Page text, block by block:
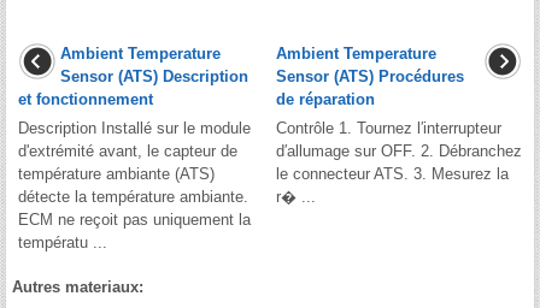
Ambient Temperature
Sensor (ATS) Description
et fonctionnement
Description Installé sur le module
d'extrémité avant, le capteur de
température ambiante (ATS)
détecte la température ambiante.
ECM ne reçoit pas uniquement la
températu ...
Ambient Temperature
Sensor (ATS) Procédures
de réparation
Contrôle 1. Tournez l′interrupteur
d′allumage sur OFF. 2. Débranchez
le connecteur ATS. 3. Mesurez la
r� ...
Autres materiaux: